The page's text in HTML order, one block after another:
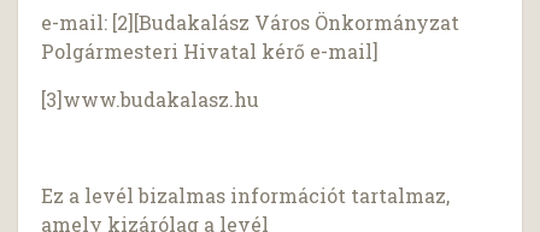
e-mail: [2][Budakalász Város Önkormányzat
Polgármesteri Hivatal kérő e-mail]
[3]www.budakalasz.hu
Ez a levél bizalmas információt tartalmaz,
amely kizárólag a levél